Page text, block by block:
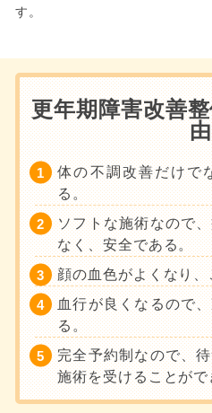
す。
更年期障害改善
由
体の不調改善だけで
る。
ソフトな施術なので
なく、安全である。
顔の血色がよくなり
血行が良くなるので
る。
完全予約制なので、
施術を受けることがで